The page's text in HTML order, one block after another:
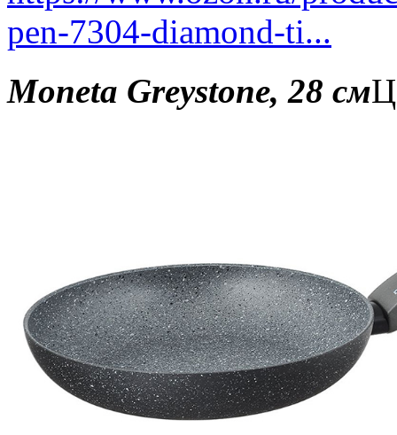
pen-7304-diamond-ti...
Moneta Greystone, 28 см